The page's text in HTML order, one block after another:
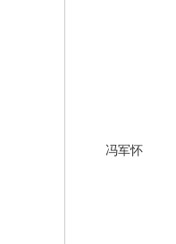
冯军怀